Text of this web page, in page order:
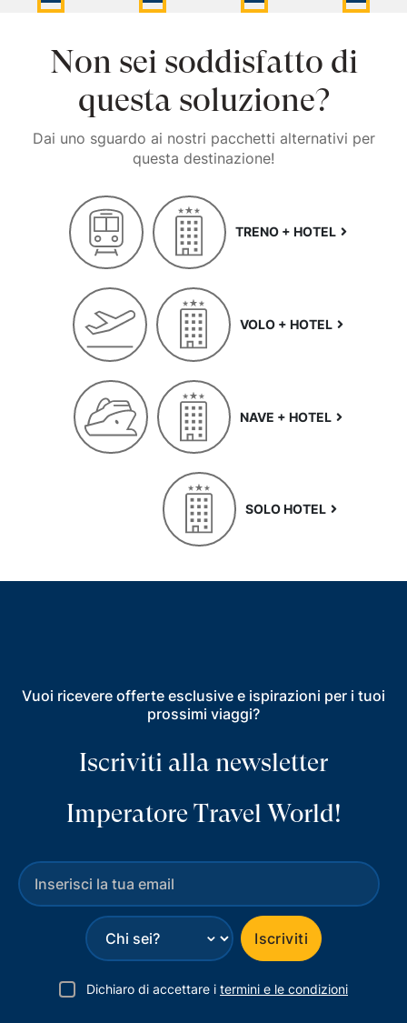
Non sei soddisfatto di
questa soluzione?
Dai uno sguardo ai nostri pacchetti alternativi per
questa destinazione!
TRENO + HOTEL
VOLO + HOTEL
NAVE + HOTEL
SOLO HOTEL
Vuoi ricevere offerte esclusive e ispirazioni per i tuoi
prossimi viaggi?
Iscriviti alla newsletter
Imperatore Travel World!
⌄ Iscriviti
Dichiaro di accettare i termini e le condizioni